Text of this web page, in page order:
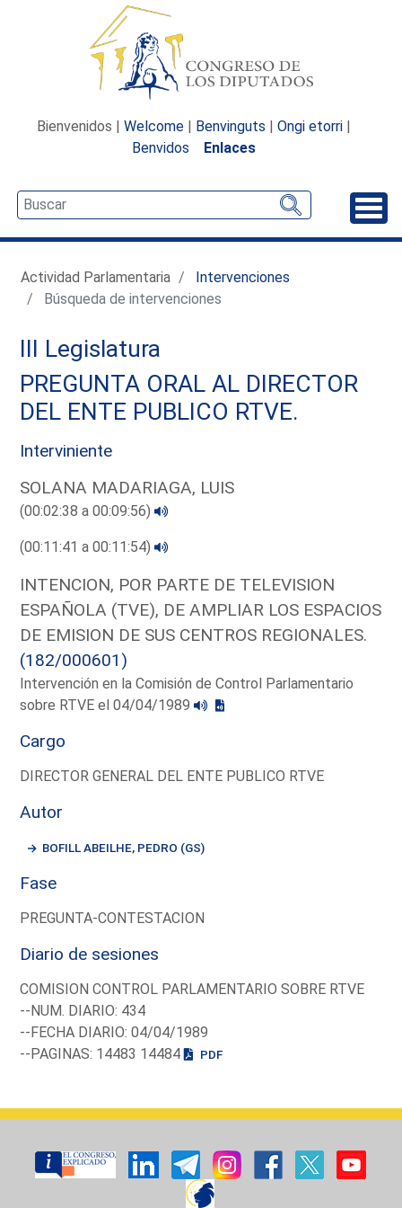
Bienvenidos | Welcome | Benvinguts | Ongi etorri |
Benvidos
Enlaces
Actividad Parlamentaria
Intervenciones
Búsqueda de intervenciones
III Legislatura
PREGUNTA ORAL AL DIRECTOR
DEL ENTE PUBLICO RTVE.
Interviniente
SOLANA MADARIAGA, LUIS
(00:02:38 a 00:09:56)
(00:11:41 a 00:11:54)
INTENCION, POR PARTE DE TELEVISION
ESPAÑOLA (TVE), DE AMPLIAR LOS ESPACIOS
DE EMISION DE SUS CENTROS REGIONALES.
(182/000601)
Intervención en la Comisión de Control Parlamentario
sobre RTVE el 04/04/1989
Cargo
DIRECTOR GENERAL DEL ENTE PUBLICO RTVE
Autor
BOFILL ABEILHE, PEDRO (GS)
Fase
PREGUNTA-CONTESTACION
Diario de sesiones
COMISION CONTROL PARLAMENTARIO SOBRE RTVE
--NUM. DIARIO: 434
--FECHA DIARIO: 04/04/1989
--PAGINAS: 14483 14484
PDF